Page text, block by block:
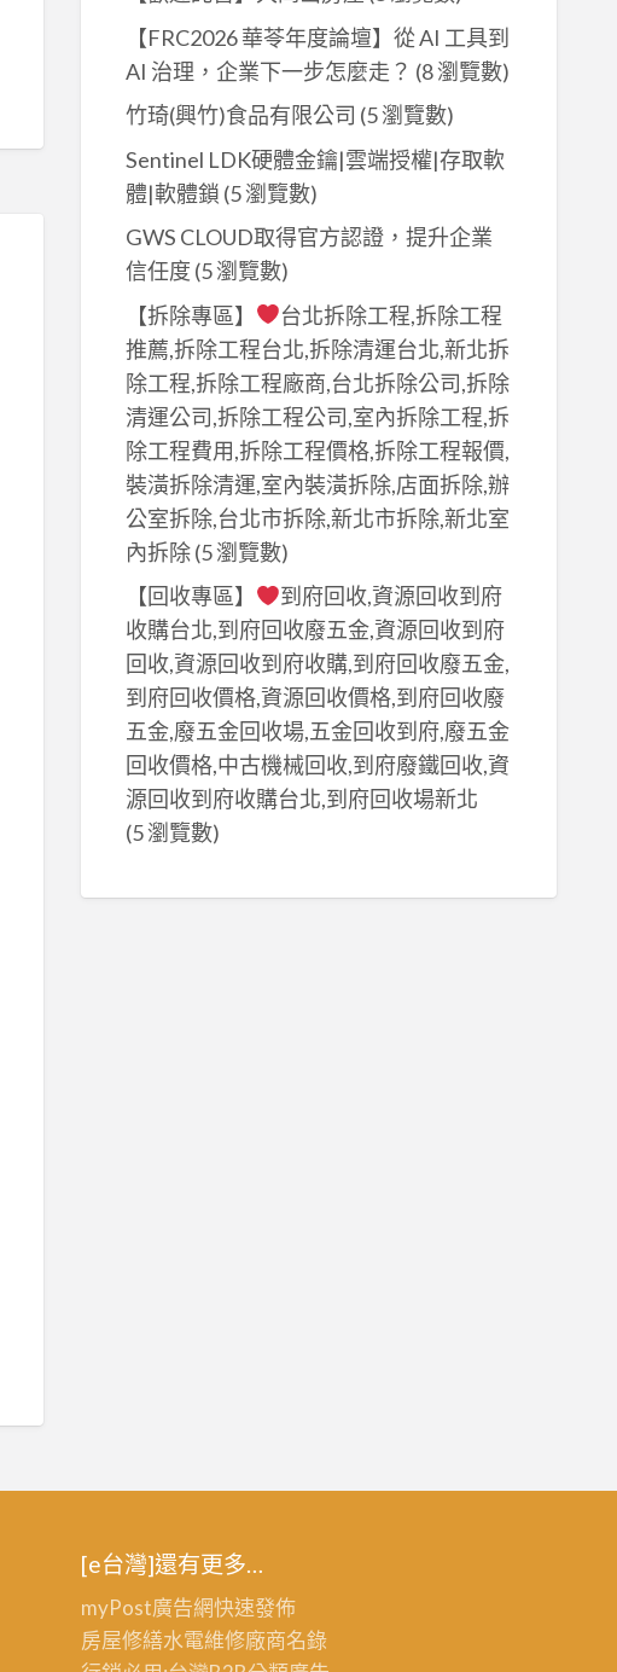
【FRC2026 華苓年度論壇】從 AI 工具到
AI 治理，企業下一步怎麼走？ (8 瀏覽數)
竹琦(興竹)食品有限公司 (5 瀏覽數)
Sentinel LDK硬體金鑰|雲端授權|存取軟
體|軟體鎖 (5 瀏覽數)
GWS CLOUD取得官方認證，提升企業
信任度 (5 瀏覽數)
【拆除專區】
台北拆除工程,拆除工程
推薦,拆除工程台北,拆除清運台北,新北拆
除工程,拆除工程廠商,台北拆除公司,拆除
清運公司,拆除工程公司,室內拆除工程,拆
除工程費用,拆除工程價格,拆除工程報價,
裝潢拆除清運,室內裝潢拆除,店面拆除,辦
公室拆除,台北市拆除,新北市拆除,新北室
內拆除(5 瀏覽數)
【回收專區】
到府回收,資源回收到府
收購台北,到府回收廢五金,資源回收到府
回收,資源回收到府收購,到府回收廢五金,
到府回收價格,資源回收價格,到府回收廢
五金,廢五金回收場,五金回收到府,廢五金
回收價格,中古機械回收,到府廢鐵回收,資
源回收到府收購台北,到府回收場新北
(5 瀏覽數)
[e台灣]還有更多…
myPost廣告網快速發佈
房屋修繕水電維修廠商名錄